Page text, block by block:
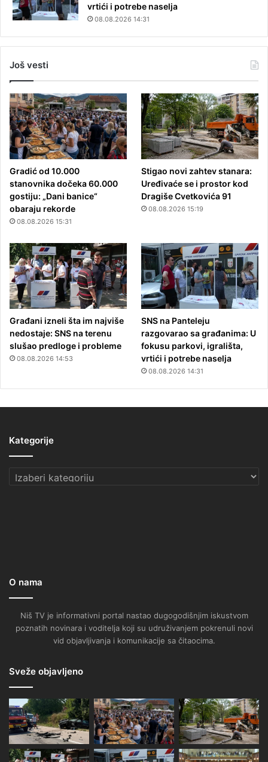
vrtići i potrebe naselja
08.08.2026 14:31
Još vesti
Gradić od 10.000
stanovnika dočeka 60.000
gostiju: „Dani banice“
obaraju rekorde
08.08.2026 15:31
Stigao novi zahtev stanara:
Uređivaće se i prostor kod
Dragiše Cvetkovića 91
08.08.2026 15:19
Građani izneli šta im najviše
nedostaje: SNS na terenu
slušao predloge i probleme
08.08.2026 14:53
SNS na Panteleju
razgovarao sa građanima: U
fokusu parkovi, igrališta,
vrtići i potrebe naselja
08.08.2026 14:31
Kategorije
Kategorije
O nama
Niš TV je informativni portal nastao dugogodišnjim iskustvom
poznatih novinara i voditelja koji su udruživanjem pokrenuli novi
vid objavljivanja i komunikacije sa čitaocima.
Sveže objavljeno